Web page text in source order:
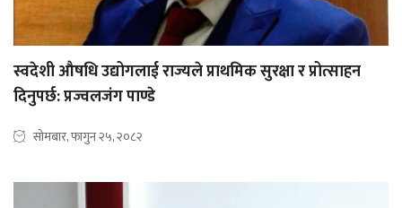
स्वदेशी औषधि उद्योगलाई राज्यले प्राथमिक सुरक्षा र प्रोत्साहन
दिनुपर्छ: प्रज्वलजंग पाण्डे
सोमबार, फागुन २५, २०८२